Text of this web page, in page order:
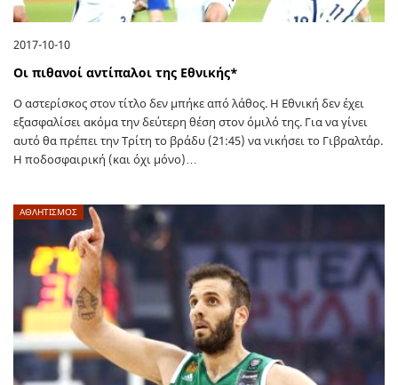
2017-10-10
Οι πιθανοί αντίπαλοι της Εθνικής*
Ο αστερίσκος στον τίτλο δεν μπήκε από λάθος. Η Εθνική δεν έχει
εξασφαλίσει ακόμα την δεύτερη θέση στον όμιλό της. Για να γίνει
αυτό θα πρέπει την Τρίτη το βράδυ (21:45) να νικήσει το Γιβραλτάρ.
Η ποδοσφαιρική (και όχι μόνο)…
ΑΘΛΗΤΙΣΜΟΣ